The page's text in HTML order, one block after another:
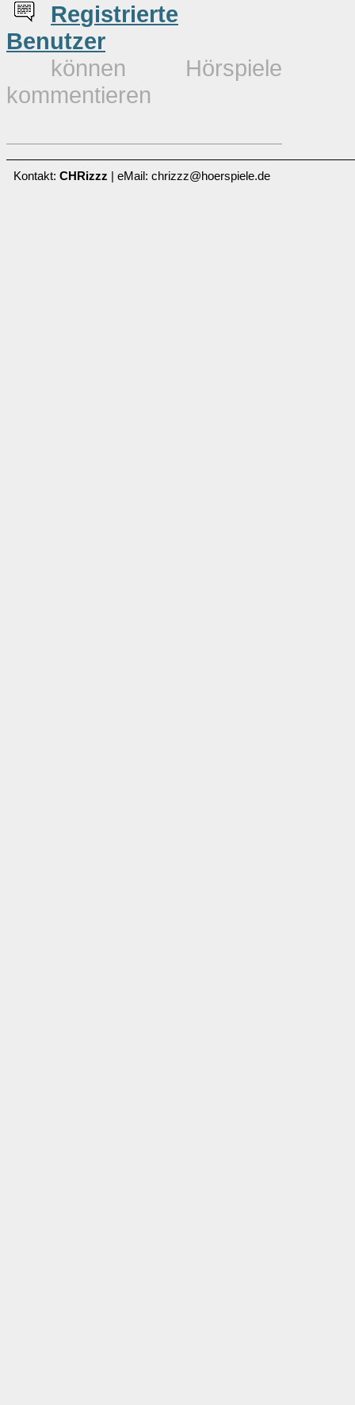
Registrierte
Benutzer
können Hörspiele
kommentieren
Kontakt: CHRizzz | eMail: chrizzz@hoerspiele.de